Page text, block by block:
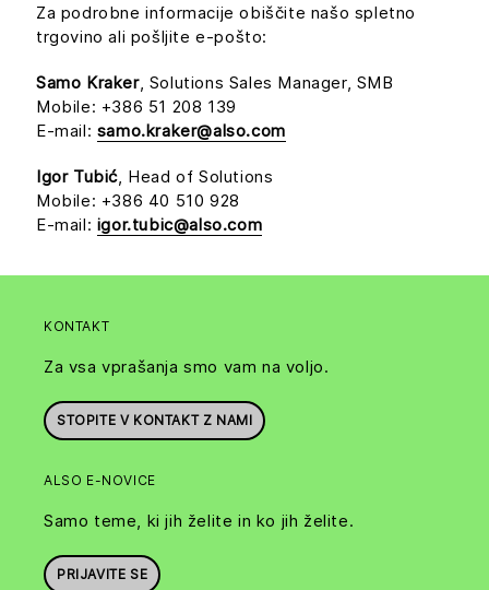
Za podrobne informacije obiščite našo spletno
trgovino ali pošljite e-pošto:
Samo Kraker, Solutions Sales Manager, SMB
Mobile: +386 51 208 139
E-mail: samo.kraker@also.com
Igor Tubić, Head of Solutions
Mobile: +386 40 510 928
E-mail: igor.tubic@also.com
KONTAKT
Za vsa vprašanja smo vam na voljo.
STOPITE V KONTAKT Z NAMI
ALSO E-NOVICE
Samo teme, ki jih želite in ko jih želite.
PRIJAVITE SE